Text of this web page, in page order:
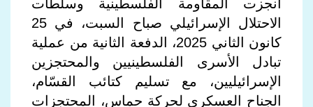
أنجزت المقاومة الفلسطينية وسلطات
الاحتلال الإسرائيلي صباح السبت، في 25
كانون الثاني 2025، الدفعة الثانية من عملية
تبادل الأسرى الفلسطينيين والمحتجزين
الإسرائيليين، مع تسليم كتائب القسّام،
الجناح العسكري لحركة حماس، المحتجزات